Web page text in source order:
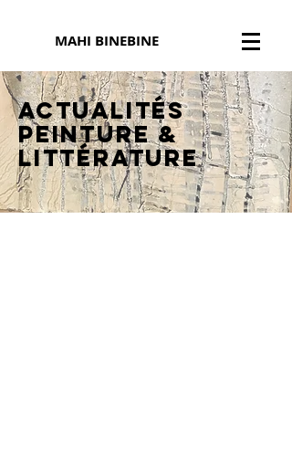
MAHI BINEBINE
Actualités
peinture&
littérature